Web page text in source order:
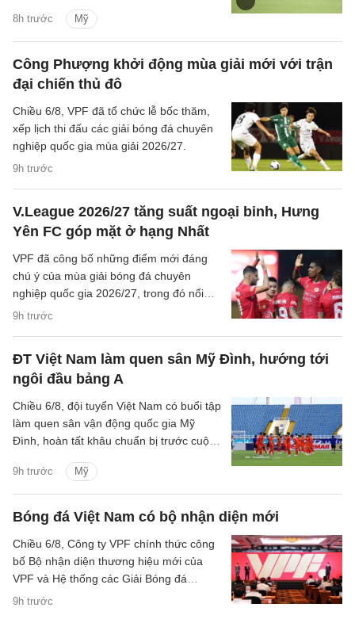
8h trước Mỹ
Công Phượng khởi động mùa giải mới với trận
đại chiến thủ đô
9h trước
Chiều 6/8, VPF đã tổ chức lễ bốc thăm,
xếp lịch thi đấu các giải bóng đá chuyên
nghiệp quốc gia mùa giải 2026/27.
V.League 2026/27 tăng suất ngoại binh, Hưng
Yên FC góp mặt ở hạng Nhất
9h trước
VPF đã công bố những điểm mới đáng
chú ý của mùa giải bóng đá chuyên
nghiệp quốc gia 2026/27, trong đó nổi
bật là việc tăng số lượng ngoại binh tại
ĐT Việt Nam làm quen sân Mỹ Đình, hướng tới
ngôi đầu bảng A
9h trước Mỹ
Chiều 6/8, đội tuyển Việt Nam có buổi tập
làm quen sân vận động quốc gia Mỹ
Đình, hoàn tất khâu chuẩn bị trước cuộc
bảng A ASEAN Cup 2026.
Bóng đá Việt Nam có bộ nhận diện mới
9h trước
Chiều 6/8, Công ty VPF chính thức công
bố Bộ nhận diện thương hiệu mới của
VPF và Hệ thống các Giải Bóng đá
chuyên nghiệp Quốc gia kể từ mùa giải